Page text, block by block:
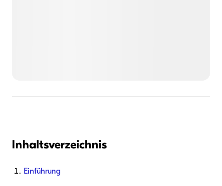
Inhaltsverzeichnis
Einführung